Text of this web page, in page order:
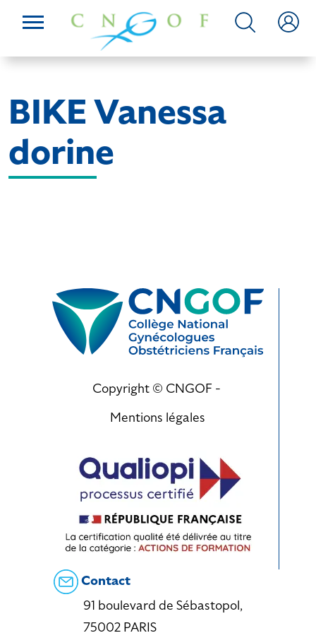
BIKE Vanessa
dorine
Copyright © CNGOF -
Mentions légales
Contact
91 boulevard de Sébastopol,
75002 PARIS